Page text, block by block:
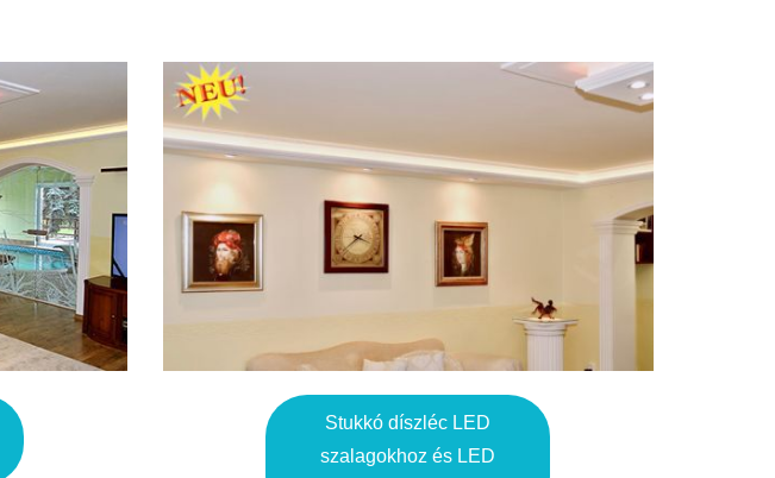
Stukkó díszléc LED
szalagokhoz és LED